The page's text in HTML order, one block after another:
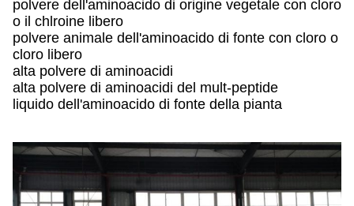
polvere dell'aminoacido di origine vegetale con cloro
o il chlroine libero
polvere animale dell'aminoacido di fonte con cloro o
cloro libero
alta polvere di aminoacidi
alta polvere di aminoacidi del mult-peptide
liquido dell'aminoacido di fonte della pianta